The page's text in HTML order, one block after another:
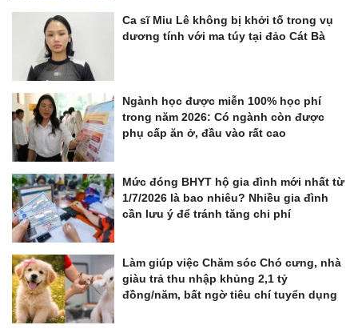
Ca sĩ Miu Lê không bị khởi tố trong vụ
dương tính với ma túy tại đảo Cát Bà
Ngành học được miễn 100% học phí
trong năm 2026: Có ngành còn được
phụ cấp ăn ở, đầu vào rất cao
Mức đóng BHYT hộ gia đình mới nhất từ
1/7/2026 là bao nhiêu? Nhiều gia đình
cần lưu ý để tránh tăng chi phí
Làm giúp việc Chăm sóc Chó cưng, nhà
giàu trả thu nhập khủng 2,1 tỷ
đồng/năm, bất ngờ tiêu chí tuyển dụng